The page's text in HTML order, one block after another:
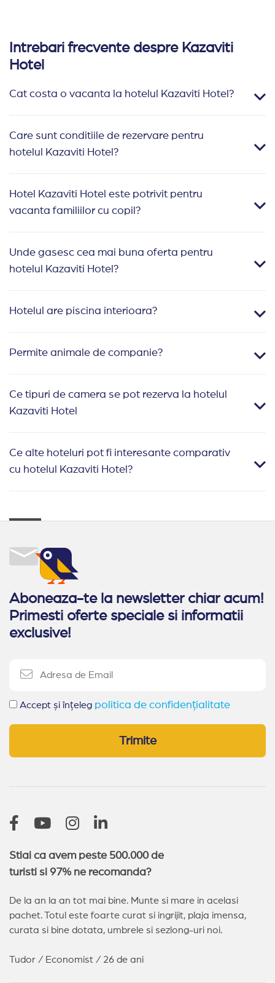
Intrebari frecvente despre Kazaviti
Hotel
Cat costa o vacanta la hotelul Kazaviti Hotel?
Care sunt conditiile de rezervare pentru
hotelul Kazaviti Hotel?
Hotel Kazaviti Hotel este potrivit pentru
vacanta familiilor cu copil?
Unde gasesc cea mai buna oferta pentru
hotelul Kazaviti Hotel?
Hotelul are piscina interioara?
Permite animale de companie?
Ce tipuri de camera se pot rezerva la hotelul
Kazaviti Hotel
Ce alte hoteluri pot fi interesante comparativ
cu hotelul Kazaviti Hotel?
Aboneaza-te la newsletter chiar acum!
Primesti oferte speciale si informatii
exclusive!
Accept și înțeleg politica de confidențialitate
Trimite
Stiai ca avem peste 500.000 de
turisti si 97% ne recomanda?
De la an la an tot mai bine. Munte si mare in acelasi
pachet. Totul este foarte curat si ingrijit, plaja imensa,
curata si bine dotata, umbrele si sezlong-uri noi.
Tudor / Economist / 26 de ani